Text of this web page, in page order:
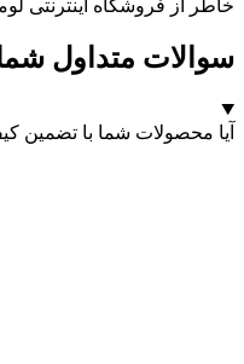
خاطر از فروشگاه اینترنتی
سوالات متداول
آیا محصولات شما با تضمین